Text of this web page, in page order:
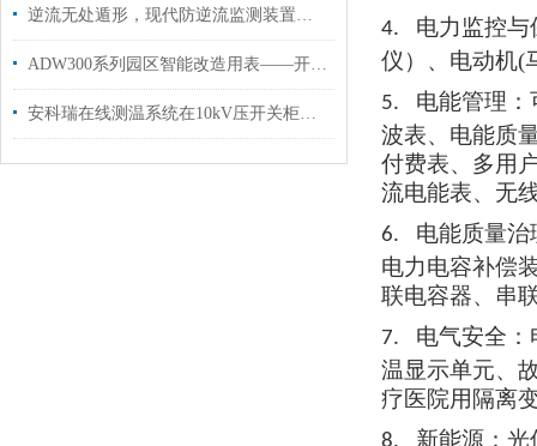
逆流无处遁形，现代防逆流监测装置的应用与发展
ADW300系列园区智能改造用表——开启智慧园区高效节能新时代
安科瑞在线测温系统在10kV压开关柜电气设备的应用
4.
电力监控
仪）、电动机(
5.
电能管理
波表、电能质
付费表、多用
流电能表、无
6.
电能质量
电力电容补偿
联电容器、串
7.
电气安全
温显示单元、
疗医院用隔离
新能源：